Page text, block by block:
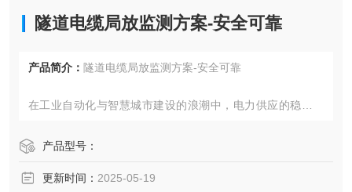
隧道电缆局放监测方案-安全可靠
产品简介： 隧道电缆局放监测方案-安全可靠
在工业自动化与智慧城市建设的浪潮中，电力供应的稳定性
础设施、轻工业及建材领域等特定场景的差异化需求，一套
露头角。该方案通过构建全维度监测网络，实现对配电设备
产品型号：
更新时间： 2025-05-19